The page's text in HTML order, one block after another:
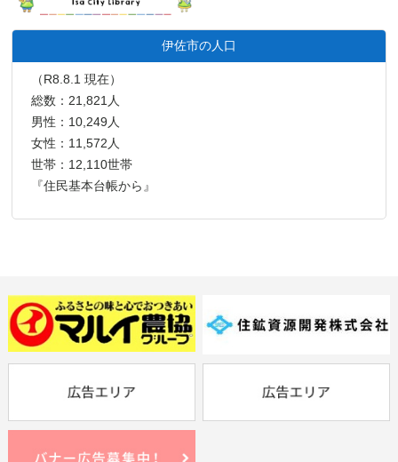
伊佐市の人口
（R8.8.1 現在）
総数：21,821人
男性：10,249人
女性：11,572人
世帯：12,110世帯
『住民基本台帳から』